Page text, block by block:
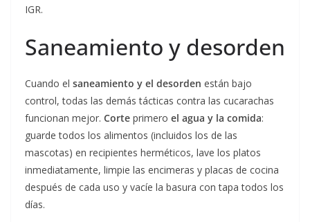
IGR.
Saneamiento y desorden
Cuando el saneamiento y el desorden están bajo
control, todas las demás tácticas contra las cucarachas
funcionan mejor. Corte primero el agua y la comida:
guarde todos los alimentos (incluidos los de las
mascotas) en recipientes herméticos, lave los platos
inmediatamente, limpie las encimeras y placas de cocina
después de cada uso y vacíe la basura con tapa todos los
días.